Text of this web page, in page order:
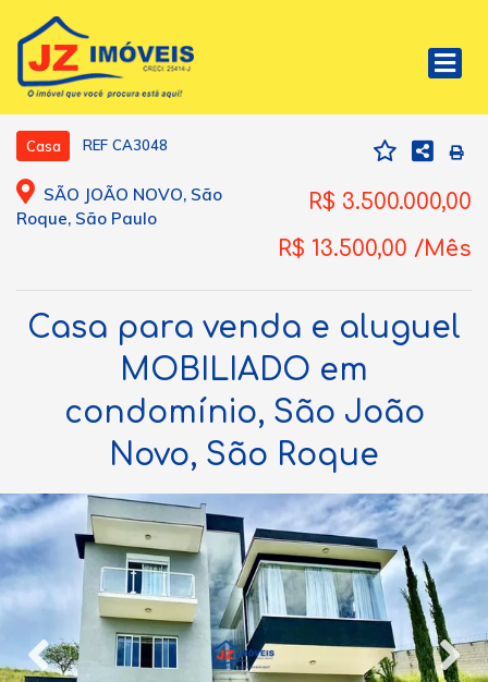
Casa REF CA3048
SÃO JOÃO NOVO, São
Roque, São Paulo
R$ 3.500.000,00
R$ 13.500,00 /Mês
Casa para venda e aluguel
MOBILIADO em
condomínio, São João
Novo, São Roque